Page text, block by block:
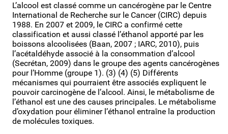
L’alcool est classé comme un cancérogène par le Centre
International de Recherche sur le Cancer (CIRC) depuis
1988. En 2007 et 2009, le CIRC a confirmé cette
classification et aussi classé l’éthanol apporté par les
boissons alcoolisées (Baan, 2007 ; IARC, 2010), puis
l’acétaldéhyde associé à la consommation d’alcool
(Secrétan, 2009) dans le groupe des agents cancérogènes
pour l’Homme (groupe 1). (3) (4) (5) Différents
mécanismes qui pourraient être associés expliquent le
pouvoir carcinogène de l’alcool. Ainsi, le métabolisme de
l’éthanol est une des causes principales. Le métabolisme
d’oxydation pour éliminer l’éthanol entraîne la production
de molécules toxiques.